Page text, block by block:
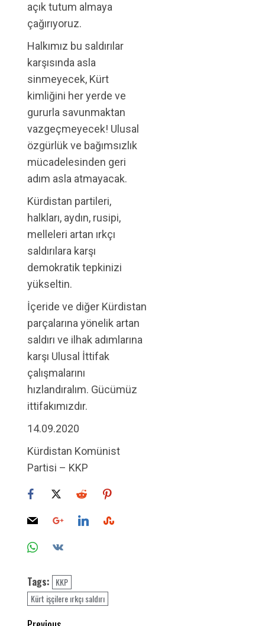
açık tutum almaya
çağırıyoruz.
Halkımız bu saldırılar
karşısında asla
sinmeyecek, Kürt
kimliğini her yerde ve
gururla savunmaktan
vazgeçmeyecek! Ulusal
özgürlük ve bağımsızlık
mücadelesinden geri
adım asla atmayacak.
Kürdistan partileri,
halkları, aydın, rusipi,
melleleri artan ırkçı
saldırılara karşı
demokratik tepkinizi
yükseltin.
İçeride ve diğer Kürdistan
parçalarına yönelik artan
saldırı ve ilhak adımlarına
karşı Ulusal İttifak
çalışmalarını
hızlandıralım. Gücümüz
ittifakımızdır.
14.09.2020
Kürdistan Komünist
Partisi – KKP
Tags: KKP
Kürt işçilere ırkçı saldırı